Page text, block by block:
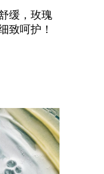
缓，玫瑰
致呵护！